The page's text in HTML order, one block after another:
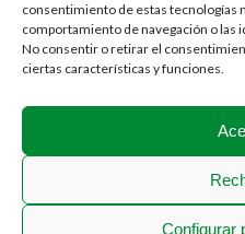
consentimiento de estas tecnologías
comportamiento de navegación o las
No consentir o retirar el
ciertas características y funciones.
Configurar